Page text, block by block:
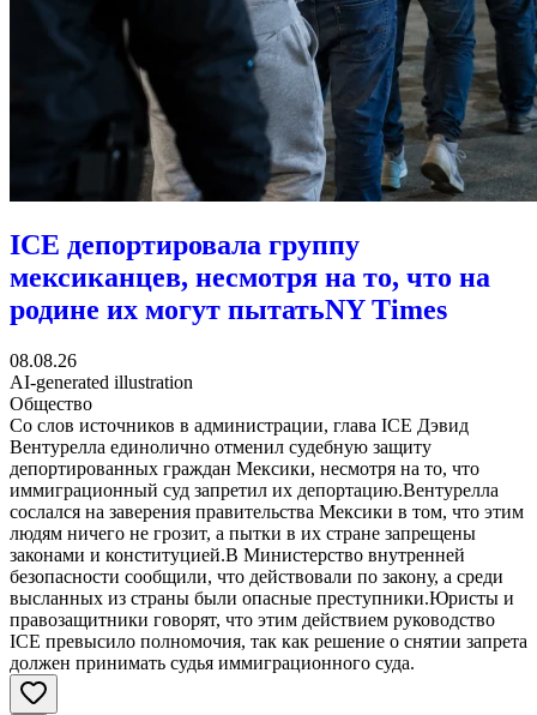
ICE депортировала группу
мексиканцев, несмотря на то, что на
родине их могут пытатьNY Times
08.08.26
AI-generated illustration
Общество
Со слов источников в администрации, глава ICE Дэвид
Вентурелла единолично отменил судебную защиту
депортированных граждан Мексики, несмотря на то, что
иммиграционный суд запретил их депортацию.Вентурелла
сослался на заверения правительства Мексики в том, что этим
людям ничего не грозит, а пытки в их стране запрещены
законами и конституцией.В Министерство внутренней
безопасности сообщили, что действовали по закону, а среди
высланных из страны были опасные преступники.Юристы и
правозащитники говорят, что этим действием руководство
ICE превысило полномочия, так как решение о снятии запрета
должен принимать судья иммиграционного суда.